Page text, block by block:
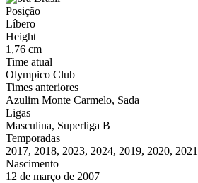
Posição
Líbero
Height
1,76 cm
Time atual
Olympico Club
Times anteriores
Azulim Monte Carmelo, Sada
Ligas
Masculina, Superliga B
Temporadas
2017, 2018, 2023, 2024, 2019, 2020,
Nascimento
12 de março de 2007